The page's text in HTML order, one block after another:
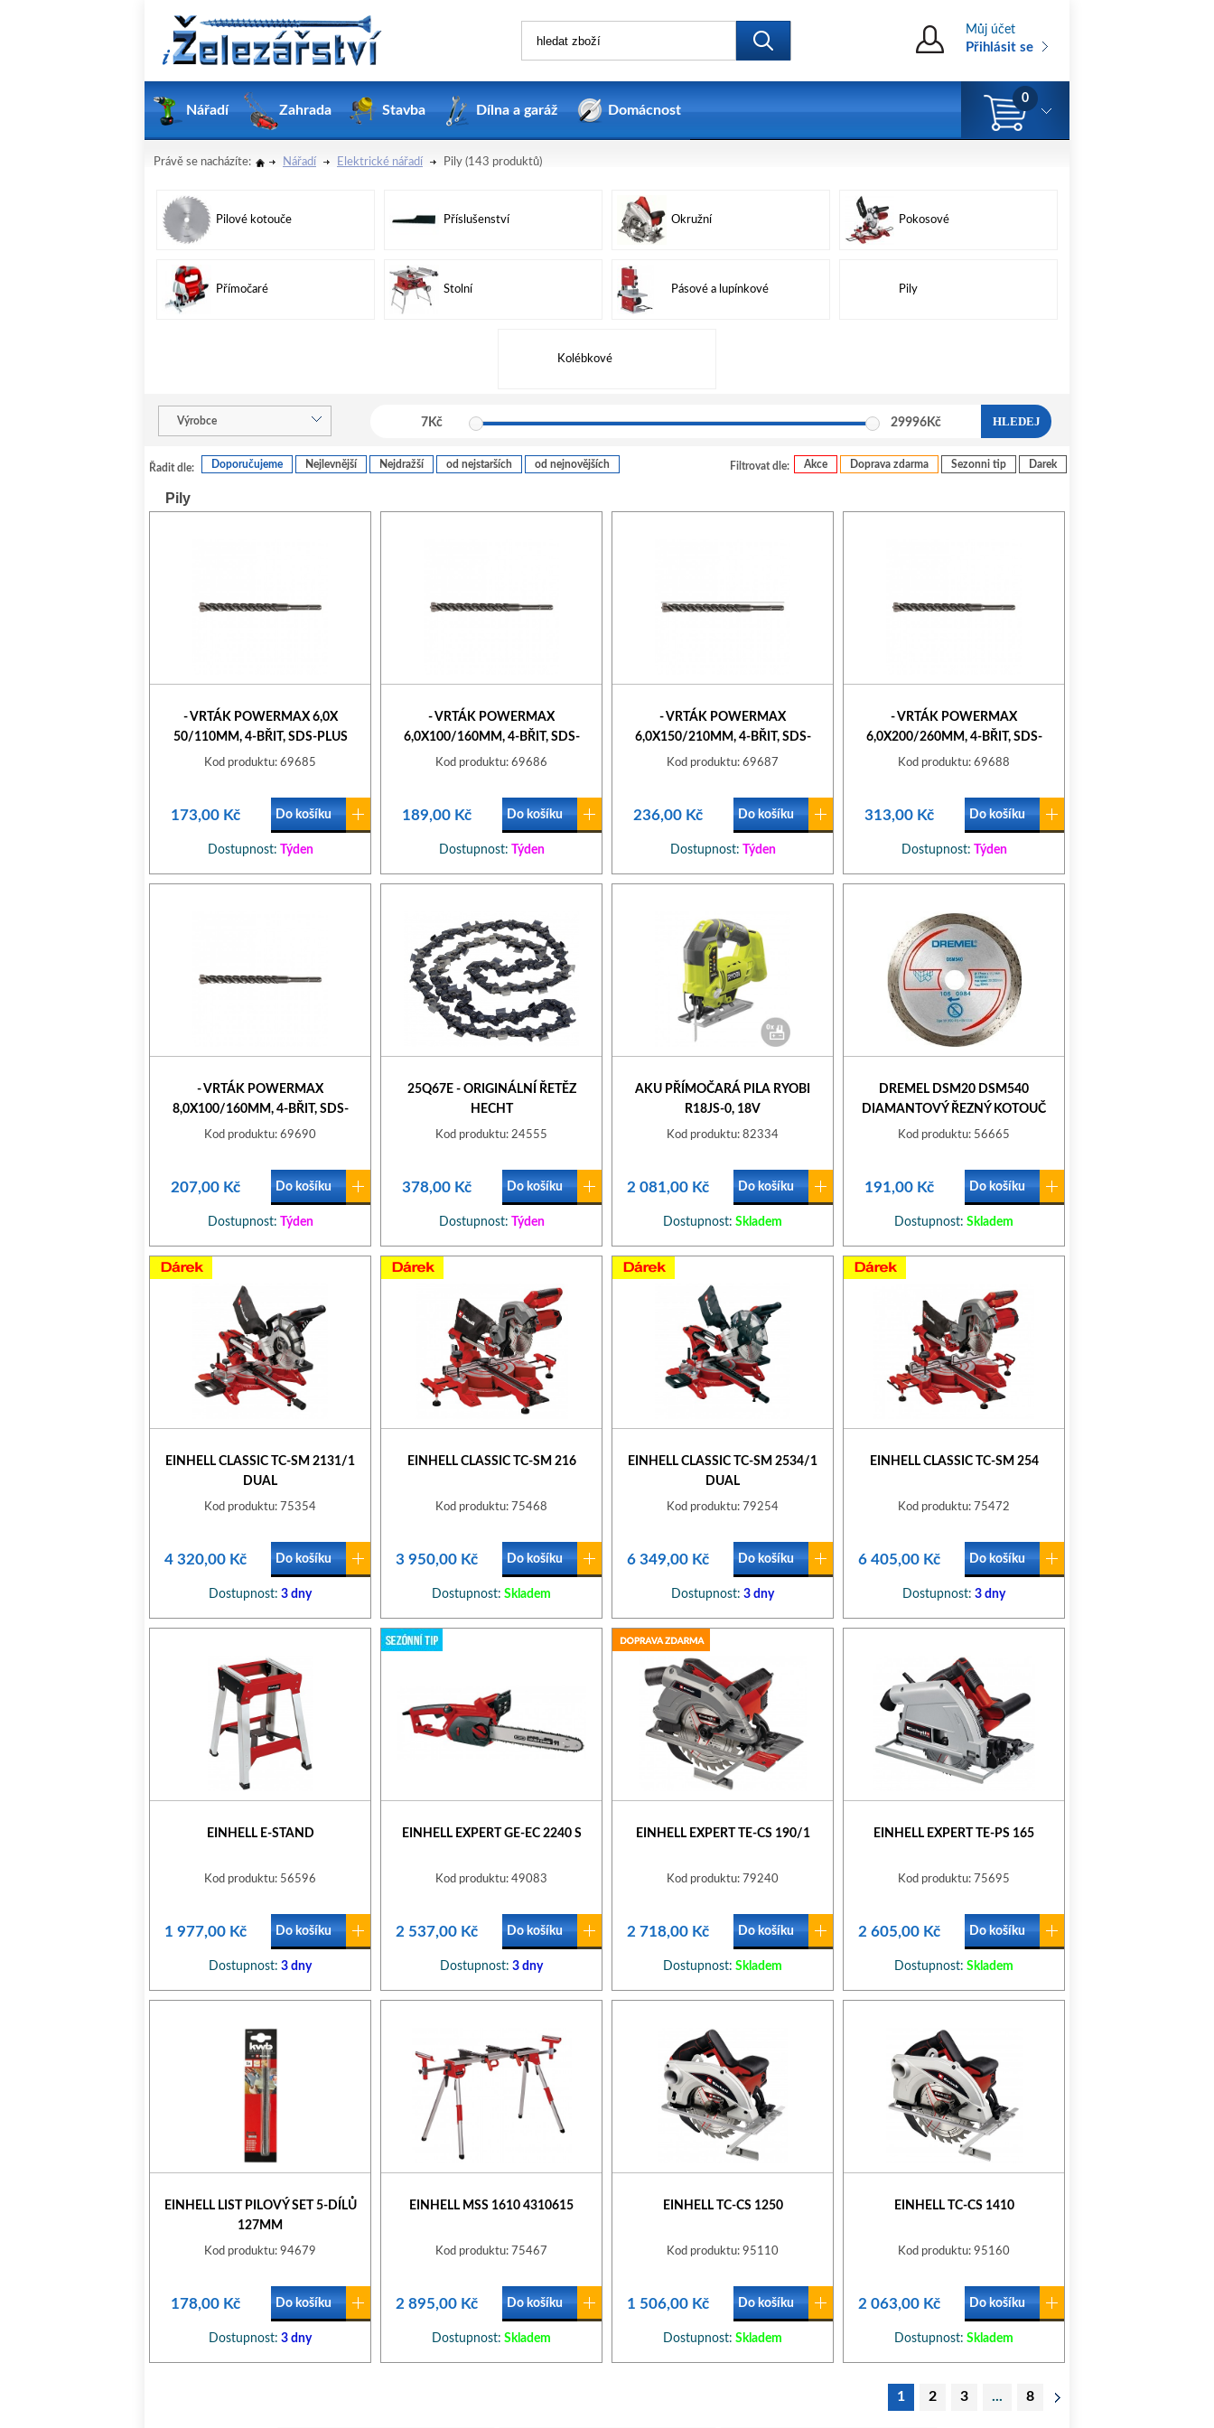
Můj účet
Přihlásit se
Nářadí Zahrada Stavba Dílna a garáž Domácnost
0
Právě se nacházíte: Nářadí Elektrické nářadí Pily (143 produktů)
Pilové kotouče Příslušenství Okružní Pokosové
Přímočaré Stolní Pásové a lupínkové Pily
Kolébkové
Výrobce 7 Kč 29996Kč HLEDEJ
Filtrovat dle: Akce Doprava zdarma Sezonni tip Darek
Řadit dle: Doporučujeme Nejlevnější Nejdražší od nejstarších od nejnovějších
Pily
- VRTÁK POWERMAX 6,0X
50/110MM, 4-BŘIT, SDS-PLUS
STALCO
Kod produktu: 69685
173,00 Kč Do košíku
Dostupnost: Týden
- VRTÁK POWERMAX
6,0X100/160MM, 4-BŘIT, SDS-
PLUS STALCO
Kod produktu: 69686
189,00 Kč Do košíku
Dostupnost: Týden
- VRTÁK POWERMAX
6,0X150/210MM, 4-BŘIT, SDS-
PLUS STALCO
Kod produktu: 69687
236,00 Kč Do košíku
Dostupnost: Týden
- VRTÁK POWERMAX
6,0X200/260MM, 4-BŘIT, SDS-
PLUS STALCO
Kod produktu: 69688
313,00 Kč Do košíku
Dostupnost: Týden
- VRTÁK POWERMAX
8,0X100/160MM, 4-BŘIT, SDS-
PLUS STALCO
Kod produktu: 69690
207,00 Kč Do košíku
Dostupnost: Týden
25Q67E - ORIGINÁLNÍ ŘETĚZ
HECHT
Kod produktu: 24555
378,00 Kč Do košíku
Dostupnost: Týden
AKU PŘÍMOČARÁ PILA RYOBI
R18JS-0, 18V
Kod produktu: 82334
2 081,00 Kč Do košíku
Dostupnost: Skladem
DREMEL DSM20 DSM540
DIAMANTOVÝ ŘEZNÝ KOTOUČ
NA DLAŽDICE
Kod produktu: 56665
191,00 Kč Do košíku
Dostupnost: Skladem
EINHELL CLASSIC TC-SM 2131/1
DUAL
Kod produktu: 75354
4 320,00 Kč Do košíku
Dostupnost: 3 dny
EINHELL CLASSIC TC-SM 216
Kod produktu: 75468
3 950,00 Kč Do košíku
Dostupnost: Skladem
EINHELL CLASSIC TC-SM 2534/1
DUAL
Kod produktu: 79254
6 349,00 Kč Do košíku
Dostupnost: 3 dny
EINHELL CLASSIC TC-SM 254
Kod produktu: 75472
6 405,00 Kč Do košíku
Dostupnost: 3 dny
EINHELL E-STAND
Kod produktu: 56596
1 977,00 Kč Do košíku
Dostupnost: 3 dny
EINHELL EXPERT GE-EC 2240 S
Kod produktu: 49083
2 537,00 Kč Do košíku
Dostupnost: 3 dny
EINHELL EXPERT TE-CS 190/1
Kod produktu: 79240
2 718,00 Kč Do košíku
Dostupnost: Skladem
EINHELL EXPERT TE-PS 165
Kod produktu: 75695
2 605,00 Kč Do košíku
Dostupnost: Skladem
EINHELL LIST PILOVÝ SET 5-DÍLŮ
127MM
Kod produktu: 94679
178,00 Kč Do košíku
Dostupnost: 3 dny
EINHELL MSS 1610 4310615
Kod produktu: 75467
2 895,00 Kč Do košíku
Dostupnost: Skladem
EINHELL TC-CS 1250
Kod produktu: 95110
1 506,00 Kč Do košíku
Dostupnost: Skladem
EINHELL TC-CS 1410
Kod produktu: 95160
2 063,00 Kč Do košíku
Dostupnost: Skladem
1 2 3 ... 8